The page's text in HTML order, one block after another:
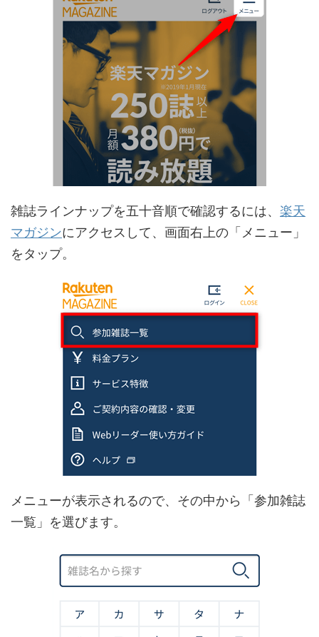
雑誌ラインナップを五十音順で確認するには、 楽天
マガジンにアクセスして、画面右上の「メニュー」
をタップ。
メニューが表示されるので、その中から「参加雑誌
一覧」を選びます。